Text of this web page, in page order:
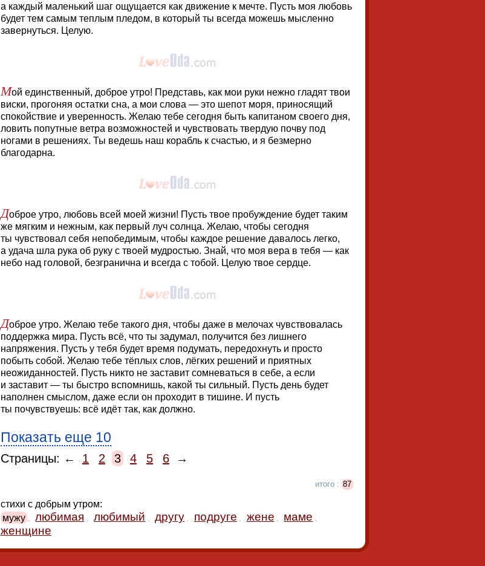
а каждый маленький шаг ощущается как движение к мечте. Пусть моя любовь
будет тем самым теплым пледом, в который ты всегда можешь мысленно
завернуться. Целую.
Мой единственный, доброе утро! Представь, как мои руки нежно гладят твои
виски, прогоняя остатки сна, а мои слова — это шепот моря, приносящий
спокойствие и уверенность. Желаю тебе сегодня быть капитаном своего дня,
ловить попутные ветра возможностей и чувствовать твердую почву под
ногами в решениях. Ты ведешь наш корабль к счастью, и я безмерно
благодарна.
Доброе утро, любовь всей моей жизни! Пусть твое пробуждение будет таким
же мягким и нежным, как первый луч солнца. Желаю, чтобы сегодня
ты чувствовал себя непобедимым, чтобы каждое решение давалось легко,
а удача шла рука об руку с твоей мудростью. Знай, что моя вера в тебя — как
небо над головой, безгранична и всегда с тобой. Целую твое сердце.
Доброе утро. Желаю тебе такого дня, чтобы даже в мелочах чувствовалась
поддержка мира. Пусть всё, что ты задумал, получится без лишнего
напряжения. Пусть у тебя будет время подумать, передохнуть и просто
побыть собой. Желаю тебе тёплых слов, лёгких решений и приятных
неожиданностей. Пусть никто не заставит сомневаться в себе, а если
и заставит — ты быстро вспомнишь, какой ты сильный. Пусть день будет
наполнен смыслом, даже если он проходит в тишине. И пусть
ты почувствуешь: всё идёт так, как должно.
Показать еще 10
Страницы: ← 1 2 3 4 5 6 →
итого : 87
стихи с добрым утром:
мужу , любимая , любимый , другу , подруге , жене , маме ,
женщине